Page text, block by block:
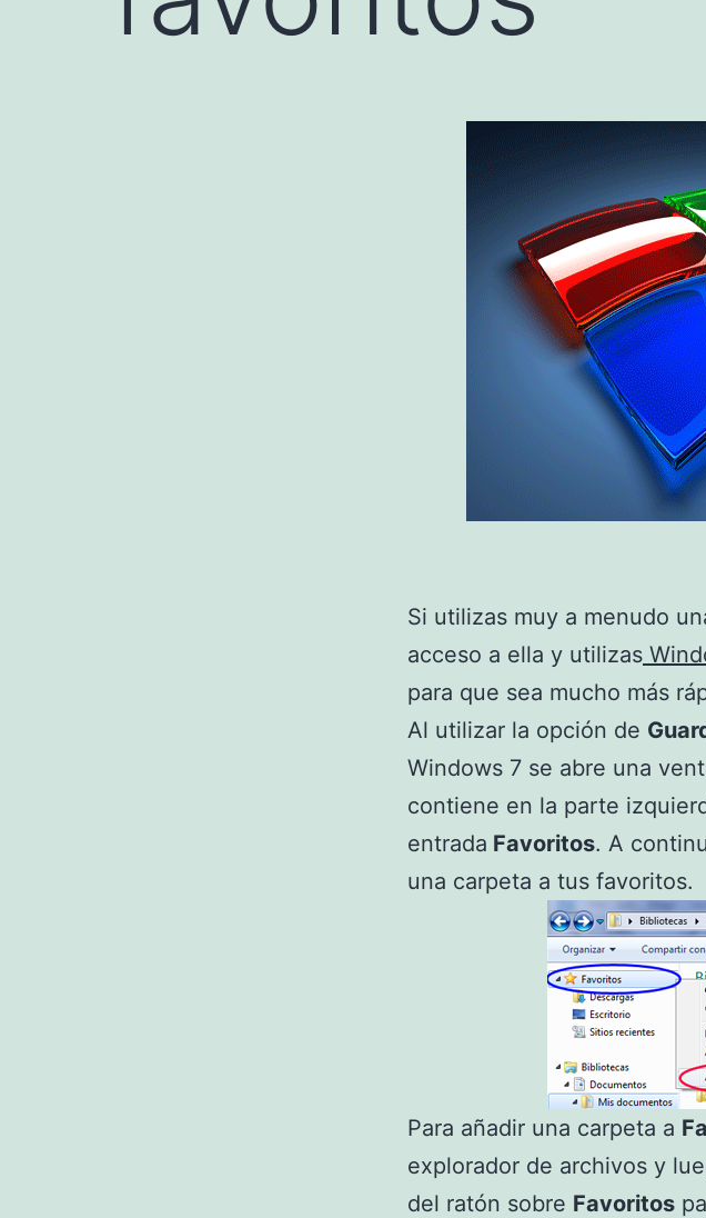
Si utilizas muy a menudo
acceso a ella y utilizas
para que sea mucho más
Al utilizar la opción de
Windows 7 se abre una
contiene en la parte
entrada Favoritos. A
una carpeta a tus favoritos.
Para añadir una carpeta a
explorador de archivos y
del ratón sobre Favoritos